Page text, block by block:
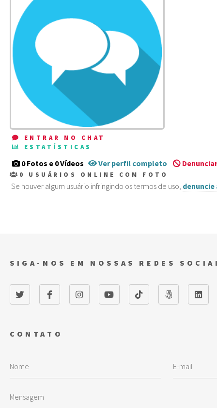
ENTRAR NO CHAT
ESTATÍSTICAS
0 Fotos e 0 Vídeos Ver perfil completo
0 USUÁRIOS ONLINE COM FOTO
Se houver algum usuário infringindo os termos de uso, denuncie
CONTATO
SIGA-NOS EM NOSSAS REDES